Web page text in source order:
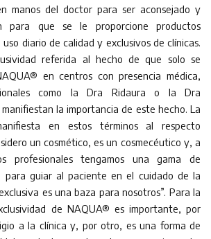
manos del doctor para ser aconsejado y
para que se le proporcione productos
diario de calidad y exclusivos de clínicas.
referida al hecho de que solo se
en centros con presencia médica,
como la Dra Ridaura o la Dra
la importancia de este hecho. La
en estos términos al respecto
un cosmético, es un cosmecéutico y, a
profesionales tengamos una gama de
para guiar al paciente en el cuidado de la
es una baza para nosotros”. Para la
de NAQUA® es importante, por
a la clínica y, por otro, es una forma de